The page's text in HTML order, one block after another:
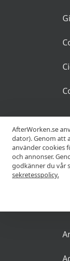
AfterWorken.se
dator). Genom att
använder cookies
och annonser.
godkänner du vår
sekretesspolicy.